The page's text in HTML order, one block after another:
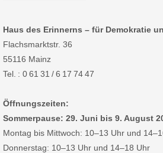
Haus des Erinnerns – für Demokratie
Flachsmarktstr. 36
55116 Mainz
Tel. : 0 61 31 / 6 17 74 47
Öffnungszeiten:
Sommerpause: 29. Juni bis 9. August
Montag bis Mittwoch: 10–13 Uhr und
Donnerstag: 10–13 Uhr und 14–18 Uhr